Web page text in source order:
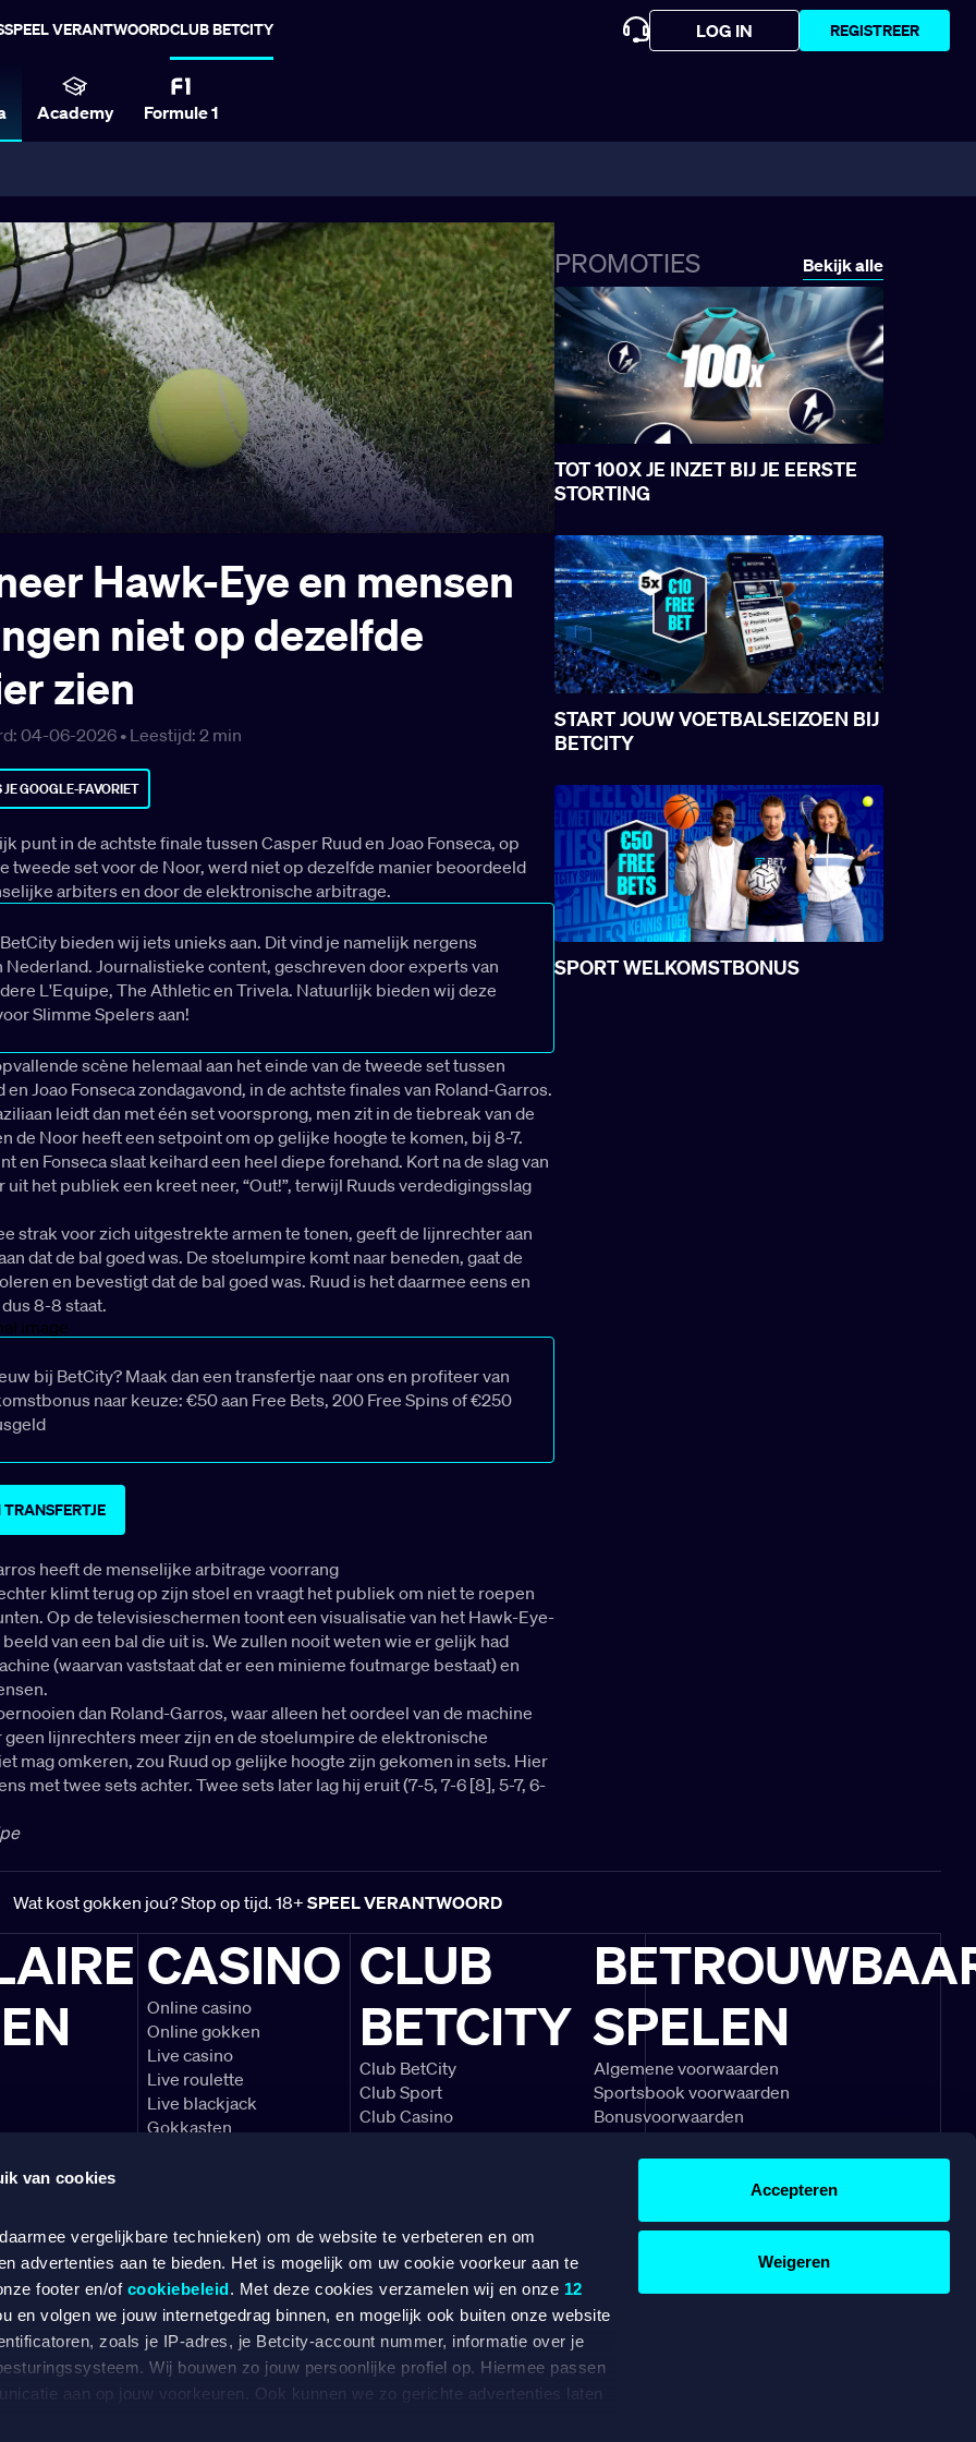
van cookies
vergelijkbare technieken) om de website te verbeteren en om
advertenties aan te bieden. Het is mogelijk om uw cookie voorkeur aan te
footer en/of cookiebeleid. Met deze cookies verzamelen wij en onze 12
en volgen we jouw internetgedrag binnen, en mogelijk ook buiten onze website
zoals je IP-adres, je Betcity-account nummer, informatie over je
Wij bouwen zo jouw persoonlijke profiel op. Hiermee passen
aan op jouw voorkeuren. Ook kunnen we zo gerichte advertenties laten
Accepteren
Weigeren
SPEEL VERANTWOORDCLUB BETCITY LOG IN REGISTREER
Academy Formule 1
Hawk-Eye en mensen
niet op dezelfde
zien
04-06-2026 •Leestijd: 2 min
GOOGLE-FAVORIET
punt in de achtste finale tussen Casper Ruud en Joao Fonseca, op
tweede set voor de Noor, werd niet op dezelfde manier beoordeeld
arbiters en door de elektronische arbitrage.
bieden wij iets unieks aan. Dit vind je namelijk nergens
Nederland. Journalistieke content, geschreven door experts van
L'Equipe, The Athletic en Trivela. Natuurlijk bieden wij deze
Slimme Spelers aan!
scène helemaal aan het einde van de tweede set tussen
en Joao Fonseca zondagavond, in de achtste finales van Roland-Garros.
leidt dan met één set voorsprong, men zit in de tiebreak van de
de Noor heeft een setpoint om op gelijke hoogte te komen, bij 8-7.
en Fonseca slaat keihard een heel diepe forehand. Kort na de slag van
uit het publiek een kreet neer, “Out!”, terwijl Ruuds verdedigingsslag
strak voor zich uitgestrekte armen te tonen, geeft de lijnrechter aan
dat de bal goed was. De stoelumpire komt naar beneden, gaat de
en bevestigt dat de bal goed was. Ruud is het daarmee eens en
8-8 staat.
bij BetCity? Maak dan een transfertje naar ons en profiteer van
naar keuze: €50 aan Free Bets, 200 Free Spins of €250
heeft de menselijke arbitrage voorrang
klimt terug op zijn stoel en vraagt het publiek om niet te roepen
Op de televisieschermen toont een visualisatie van het Hawk-Eye-
van een bal die uit is. We zullen nooit weten wie er gelijk had
(waarvan vaststaat dat er een minieme foutmarge bestaat) en
dan Roland-Garros, waar alleen het oordeel van de machine
geen lijnrechters meer zijn en de stoelumpire de elektronische
mag omkeren, zou Ruud op gelijke hoogte zijn gekomen in sets. Hier
met twee sets achter. Twee sets later lag hij eruit (7-5, 7-6 [8], 5-7, 6-
PROMOTIES Bekijk alle
TOT 100X JE INZET BIJ JE EERSTE
STORTING
START JOUW VOETBALSEIZOEN BIJ
BETCITY
SPORT WELKOMSTBONUS
Wat kost gokken jou? Stop op tijd. 18+ SPEEL VERANTWOORD
CASINO
Online casino
Online gokken
Live casino
Live roulette
Live blackjack
Gokkasten
CLUB
BETCITY
Club BetCity
Club Sport
Club Casino
Voetbal voorbeschouwingen
SPELEN
Algemene voorwaarden
Sportsbook voorwaarden
Bonusvoorwaarden
Speel Verantwoord
Klachtenregeling
Veelgestelde vragen
OVER ONS WERKEN BIJ
SPEEL VERANTWOORD
en kantoorhoudende aan Keurenplein 4 (Unit D1442), 1069 CD te Amsterdam, beschikt